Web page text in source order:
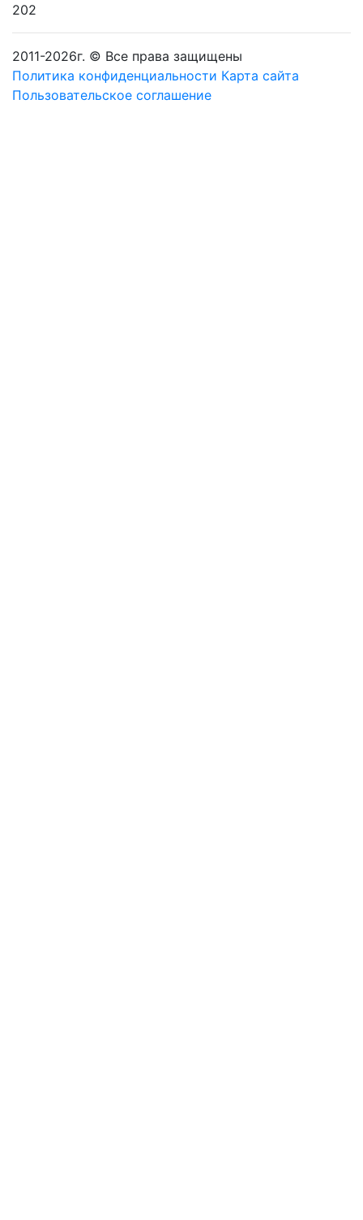
202
2011-2026г. © Все права защищены
Политика конфиденциальности Карта сайта
Пользовательское соглашение